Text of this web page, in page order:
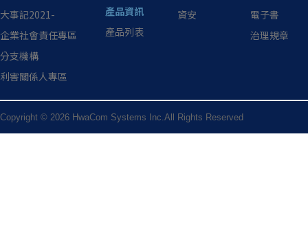
大事記2021-
企業社會責任專區
分支機構
利害關係人專區
產品資訊
產品列表
資安
電子書
治理規章
Copyright © 2026 HwaCom Systems Inc.All Rights Reserved